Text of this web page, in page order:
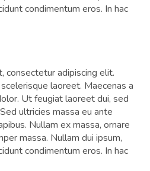
condimentum eros. In hac
consectetur adipiscing elit.
laoreet. Maecenas a
Ut feugiat laoreet dui, sed
ultricies massa eu ante
Nullam ex massa, ornare
massa. Nullam dui ipsum,
condimentum eros. In hac